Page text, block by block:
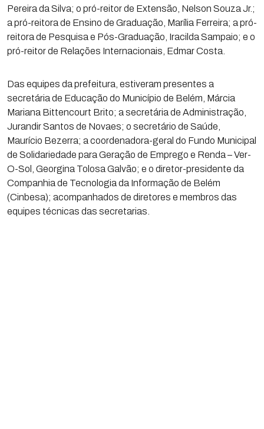
Pereira da Silva; o pró-reitor de Extensão, Nelson Souza Jr.;
a pró-reitora de Ensino de Graduação, Marília Ferreira; a pró-
reitora de Pesquisa e Pós-Graduação, Iracilda Sampaio; e o
pró-reitor de Relações Internacionais, Edmar Costa.
Das equipes da prefeitura, estiveram presentes a
secretária de Educação do Município de Belém, Márcia
Mariana Bittencourt Brito; a secretária de Administração,
Jurandir Santos de Novaes; o secretário de Saúde,
Maurício Bezerra; a coordenadora-geral do Fundo Municipal
de Solidariedade para Geração de Emprego e Renda – Ver-
O-Sol, Georgina Tolosa Galvão; e o diretor-presidente da
Companhia de Tecnologia da Informação de Belém
(Cinbesa); acompanhados de diretores e membros das
equipes técnicas das secretarias.